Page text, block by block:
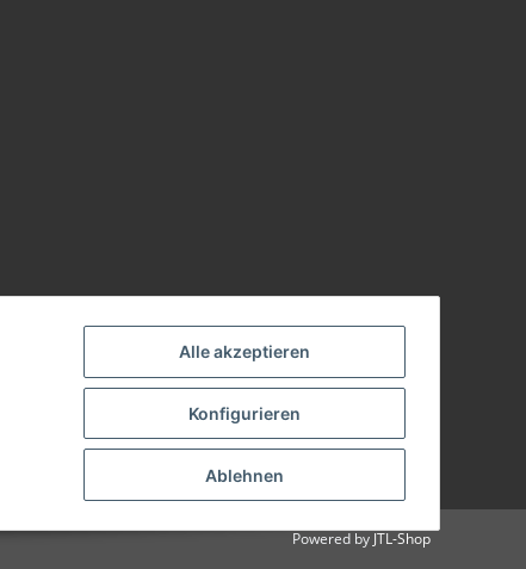
Alle akzeptieren
Konfigurieren
Ablehnen
Powered by JTL-Shop